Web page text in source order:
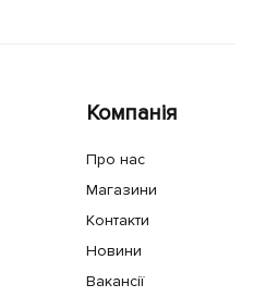
Компанія
Про нас
Магазини
Контакти
Новини
Вакансії